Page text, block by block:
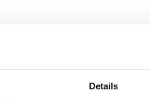
Details